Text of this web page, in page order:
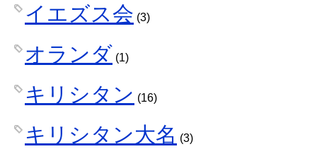
イエズス会 (3)
オランダ (1)
キリシタン (16)
キリシタン大名 (3)